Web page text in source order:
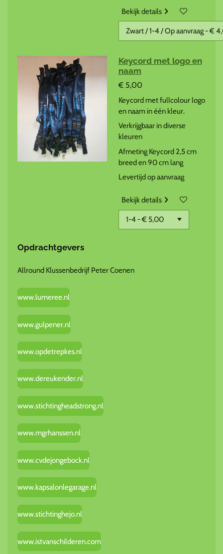
Bekijk details
Keycord met logo en
naam
€ 5,00
Keycord met fullcolour logo
en naam in één kleur.
Verkrijgbaar in diverse
kleuren
Afmeting Keycord 2,5 cm
breed en 90 cm lang
Levertijd op aanvraag
Bekijk details
Opdrachtgevers
Allround Klussenbedrijf Peter Coenen
www.lumeree.nl
www.gulpener.nl
www.opdetrepkes.nl
www.dereukender.nl
www.stichtingheadstrong.nl
www.mgrhanssen.nl
www.cvdejongebock.nl
www.kapsalonlegarage.nl
www.stichtinghejo.nl
www.istvanschilderen.com